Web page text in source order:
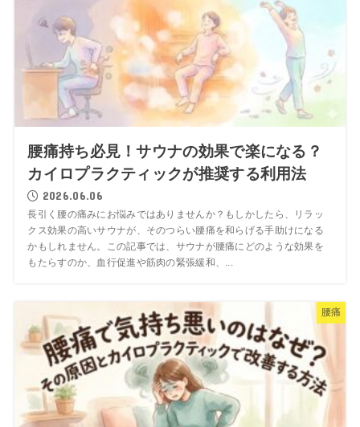
腰痛持ち必見！サウナの効果で楽になる？
カイロプラクティックが推奨する利用法
2026.06.06
長引く腰の痛みにお悩みではありませんか？もしかしたら、リラッ
クス効果の高いサウナが、そのつらい腰痛を和らげる手助けになる
かもしれません。この記事では、サウナが腰痛にどのような効果を
もたらすのか、血行促進や筋肉の緊張緩和、...
腰痛